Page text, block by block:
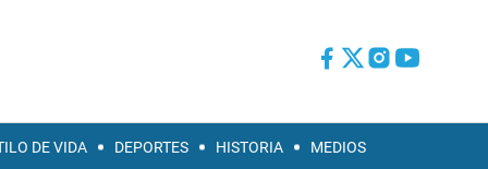
DE VIDA DEPORTES HISTORIA MEDIOS